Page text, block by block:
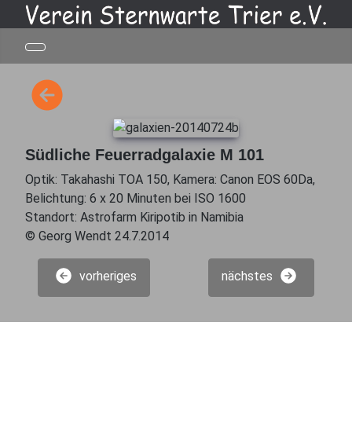
Südliche Feuerradgalaxie M 101
Optik: Takahashi TOA 150, Kamera: Canon EOS 60Da,
Belichtung: 6 x 20 Minuten bei ISO 1600
Standort: Astrofarm Kiripotib in Namibia
© Georg Wendt 24.7.2014
vorheriges nächstes